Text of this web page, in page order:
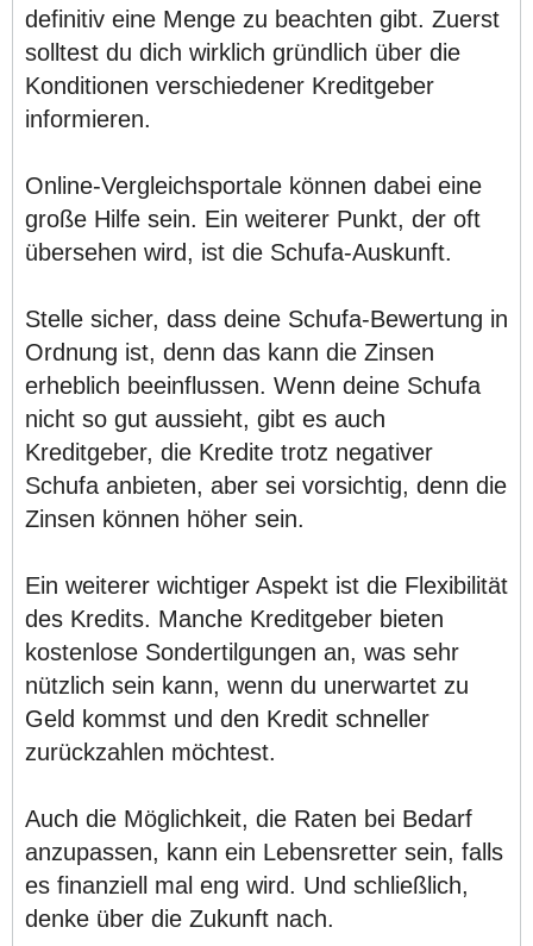
definitiv eine Menge zu beachten gibt. Zuerst
solltest du dich wirklich gründlich über die
Konditionen verschiedener Kreditgeber
informieren.
Online-Vergleichsportale können dabei eine
große Hilfe sein. Ein weiterer Punkt, der oft
übersehen wird, ist die Schufa-Auskunft.
Stelle sicher, dass deine Schufa-Bewertung in
Ordnung ist, denn das kann die Zinsen
erheblich beeinflussen. Wenn deine Schufa
nicht so gut aussieht, gibt es auch
Kreditgeber, die Kredite trotz negativer
Schufa anbieten, aber sei vorsichtig, denn die
Zinsen können höher sein.
Ein weiterer wichtiger Aspekt ist die Flexibilität
des Kredits. Manche Kreditgeber bieten
kostenlose Sondertilgungen an, was sehr
nützlich sein kann, wenn du unerwartet zu
Geld kommst und den Kredit schneller
zurückzahlen möchtest.
Auch die Möglichkeit, die Raten bei Bedarf
anzupassen, kann ein Lebensretter sein, falls
es finanziell mal eng wird. Und schließlich,
denke über die Zukunft nach.